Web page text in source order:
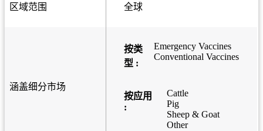
区域范围 全球
涵盖细分市场
按类
型 :
Emergency Vaccines
Conventional Vaccines
按应用
:
Cattle
Pig
Sheep & Goat
Other